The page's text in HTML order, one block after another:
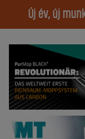
Új év, új